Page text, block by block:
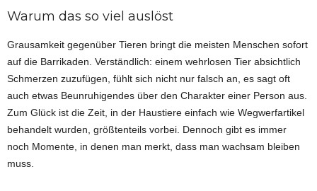
Warum das so viel auslöst
Grausamkeit gegenüber Tieren bringt die meisten Menschen sofort
auf die Barrikaden. Verständlich: einem wehrlosen Tier absichtlich
Schmerzen zuzufügen, fühlt sich nicht nur falsch an, es sagt oft
auch etwas Beunruhigendes über den Charakter einer Person aus.
Zum Glück ist die Zeit, in der Haustiere einfach wie Wegwerfartikel
behandelt wurden, größtenteils vorbei. Dennoch gibt es immer
noch Momente, in denen man merkt, dass man wachsam bleiben
muss.